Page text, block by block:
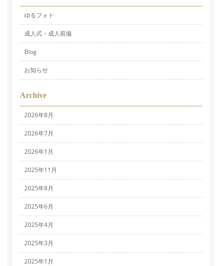
ゆるフォト
成人式・成人前撮
Blog
お知らせ
Archive
2026年8月
2026年7月
2026年1月
2025年11月
2025年8月
2025年6月
2025年4月
2025年3月
2025年1月